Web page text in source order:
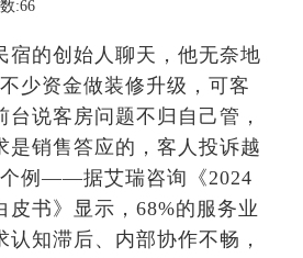
:66
宿的创始人聊天，他无奈地
少资金做装修升级，可客
台说客房问题不归自己管，
是销售答应的，客人投诉越
例——据艾瑞咨询《2024
皮书》显示，68%的服务业
知滞后、内部协作不畅，